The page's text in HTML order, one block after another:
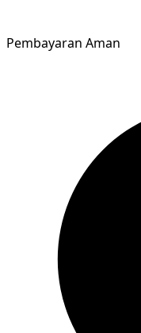
Pembayaran Aman